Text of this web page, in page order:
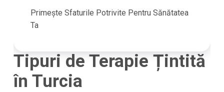
Primește Sfaturile Potrivite Pentru Sănătatea
Ta
Tipuri de Terapie Țintită
în Turcia